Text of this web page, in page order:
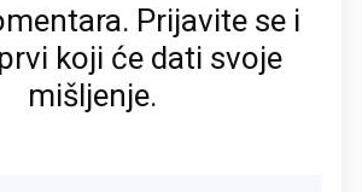
Prijavite se i
koji će dati svoje
mišljenje.